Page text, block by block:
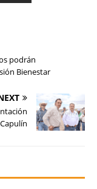
podrán
Bienestar